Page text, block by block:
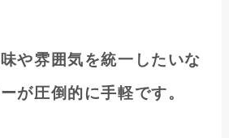
や雰囲気を統一したいな
が圧倒的に手軽です。